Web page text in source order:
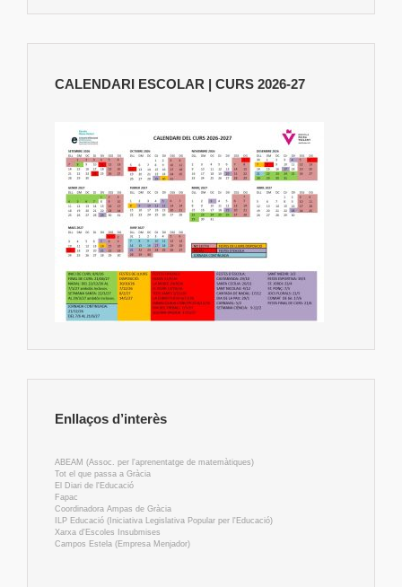
CALENDARI ESCOLAR | CURS 2026-27
Enllaços d’interès
ABEAM (Assoc. per l'aprenentatge de matemàtiques)
Tot el que passa a Gràcia
El Diari de l'Educació
Fapac
Coordinadora Ampas de Gràcia
ILP Educació (Iniciativa Legislativa Popular per l'Educació)
Xarxa d'Escoles Insubmises
Campos Estela (Empresa Menjador)